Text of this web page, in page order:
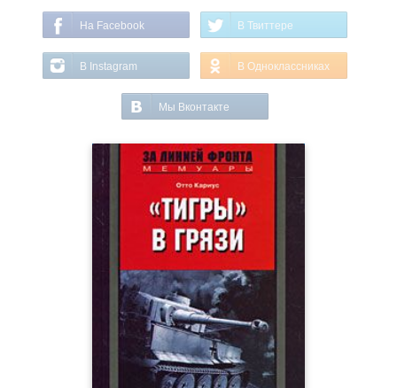
На Facebook В Твиттере
В Instagram В Одноклассниках
Мы Вконтакте